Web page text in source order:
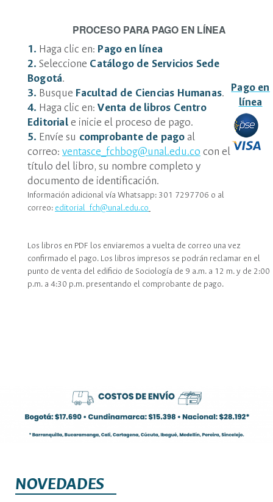
PROCESO PARA PAGO EN LÍNEA
1. Haga clic en: Pago en línea
2. Seleccione Catálogo de Servicios Sede
Bogotá.
3. Busque Facultad de Ciencias Humanas.
4. Haga clic en:Venta de libros Centro
Editoriale inicie el proceso de pago.
5. Envíe su comprobante de pago al
correo: ventasce_fchbog@unal.edu.co con el
título del libro, su nombre completo y
documento de identificación.
Pago en
línea
Información adicional vía Whatsapp: 301 7297706 o al
correo: editorial_fch@unal.edu.co
Los libros en PDF los enviaremos a vuelta de correo una vez
confirmado el pago. Los libros impresos se podrán reclamar en el
punto de venta del edificio de Sociología de 9 a.m. a 12 m. y de 2:00
p.m. a 4:30 p.m. presentando el comprobante de pago.
NOVEDADES